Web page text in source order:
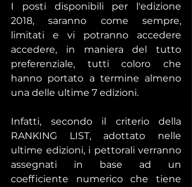
I posti disponibili per l'edizione
2018, saranno come sempre,
limitati e vi potranno accedere
accedere, in maniera del tutto
preferenziale, tutti coloro che
hanno portato a termine almeno
una delle ultime 7 edizioni.
Infatti, secondo il criterio della
RANKING LIST, adottato nelle
ultime edizioni, i pettorali verranno
assegnati in base ad un
coefficiente numerico che tiene